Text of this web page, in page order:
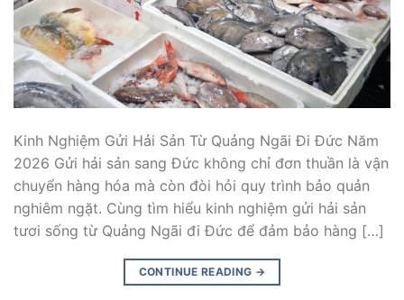
Kinh Nghiệm Gửi Hải Sản Từ Quảng Ngãi Đi Đức Năm
2026 Gửi hải sản sang Đức không chỉ đơn thuần là vận
chuyển hàng hóa mà còn đòi hỏi quy trình bảo quản
nghiêm ngặt. Cùng tìm hiểu kinh nghiệm gửi hải sản
tươi sống từ Quảng Ngãi đi Đức để đảm bảo hàng […]
CONTINUE READING →